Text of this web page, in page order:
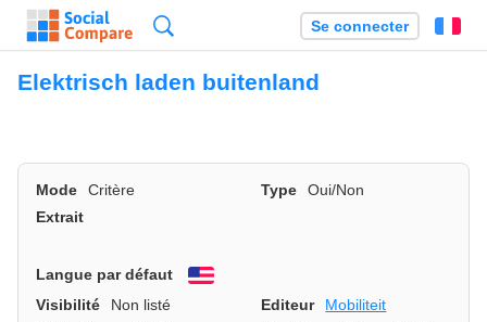
Se connecter
Elektrisch laden buitenland
Mode Critère Type
Oui/Non
Extrait
Langue par défaut
English
Visibilité
Non listé Editeur
Mobiliteit